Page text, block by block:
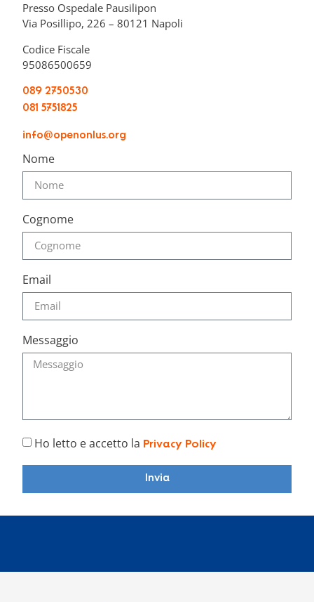
Presso Ospedale Pausilipon
Via Posillipo, 226 – 80121 Napoli
Codice Fiscale
95086500659
089 2750530
081 5751825
info@openonlus.org
Nome
Cognome
Email
Messaggio
Ho letto e accetto la Privacy Policy
Invia